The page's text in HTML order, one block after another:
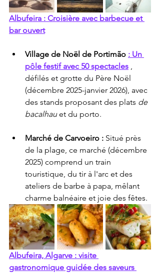
Albufeira : Croisière avec barbecue et
bar ouvert
Village de Noël de Portimão : Un
pôle festif avec 50 spectacles ,
défilés et grotte du Père Noël
(décembre 2025-janvier 2026), avec
des stands proposant des plats de
bacalhau et du porto.
Marché de Carvoeiro : Situé près
de la plage, ce marché (décembre
2025) comprend un train
touristique, du tir à l'arc et des
ateliers de barbe à papa, mêlant
charme balnéaire et joie des fêtes.
Albufeira, Algarve : visite
gastronomique guidée des saveurs